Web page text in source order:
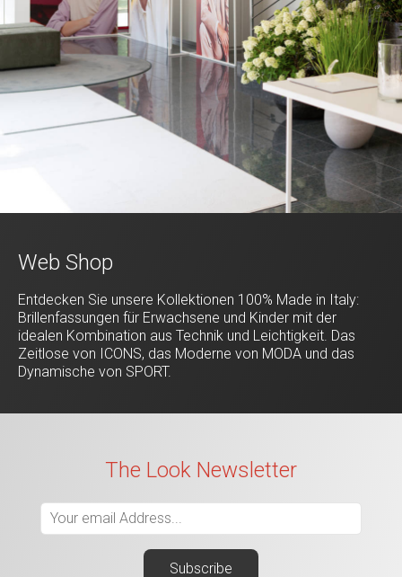
Web Shop
Entdecken Sie unsere Kollektionen 100% Made in Italy:
Brillenfassungen für Erwachsene und Kinder mit der
idealen Kombination aus Technik und Leichtigkeit. Das
Zeitlose von ICONS, das Moderne von MODA und das
Dynamische von SPORT.
The Look Newsletter